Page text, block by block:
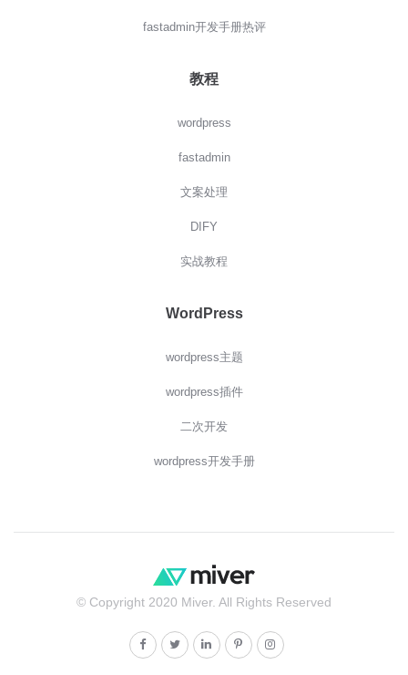
fastadmin开发手册热评
教程
wordpress
fastadmin
文案处理
DIFY
实战教程
WordPress
wordpress主题
wordpress插件
二次开发
wordpress开发手册
© Copyright 2020 Miver. All Rights Reserved